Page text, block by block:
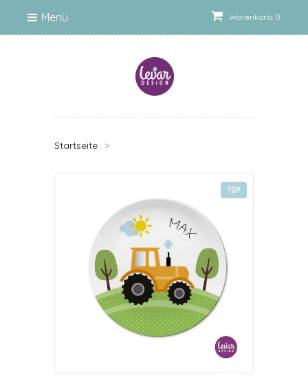
Warenkorb: 0
Menü
Startseite >
TOP